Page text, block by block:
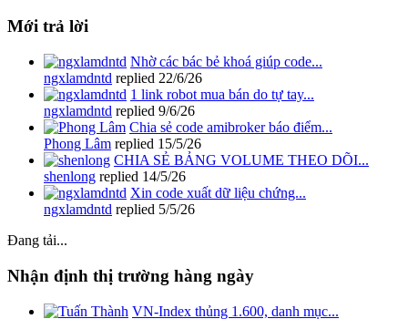
Mới trả lời
Nhờ các bác bẻ khoá giúp code...
ngxlamdntd replied 22/6/26
1 link robot mua bán do tự tay...
ngxlamdntd replied 9/6/26
Chia sẻ code amibroker báo điểm...
Phong Lâm replied 15/5/26
CHIA SẺ BẢNG VOLUME THEO DÕI...
shenlong replied 14/5/26
Xin code xuất dữ liệu chứng...
ngxlamdntd replied 5/5/26
Đang tải...
Nhận định thị trường hàng ngày
VN-Index thủng 1.600, danh mục...